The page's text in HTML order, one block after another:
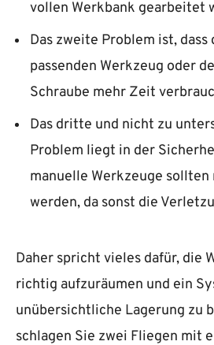
vollen Werkbank gearbeitet
Das zweite Problem ist, dass
passenden Werkzeug oder
Schraube mehr Zeit
Das dritte und nicht zu
Problem liegt in der
manuelle Werkzeuge
werden, da sonst die
Daher spricht vieles dafür, die
richtig aufzuräumen und ein
unübersichtliche Lagerung zu
schlagen Sie zwei Fliegen mit